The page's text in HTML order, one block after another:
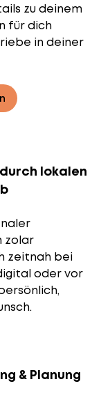
zu deinem
für dich
in deiner
lokalen
zolar
zeitnah bei
oder vor
& Planung